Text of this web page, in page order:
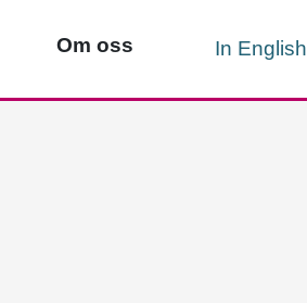
Om oss In English